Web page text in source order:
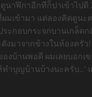
นาฬิกาอีกทีก็ปาเข้าไปตี
มเข้ามา แต่ลองคิดดูนะ
ระกอบกระจกบานเกล็ด
ดังมาจากข้างในห้องครัว
องบ้านพอดี ผมเลยบอกเ
ทำบุญบ้านบ้างนะครับ..’